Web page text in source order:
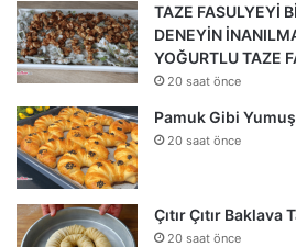
TAZE FASULYEYİ
DENEYİN
YOĞURTLU TAZE
20 saat önce
Pamuk Gibi
20 saat önce
Çıtır Çıtır Baklava
20 saat önce